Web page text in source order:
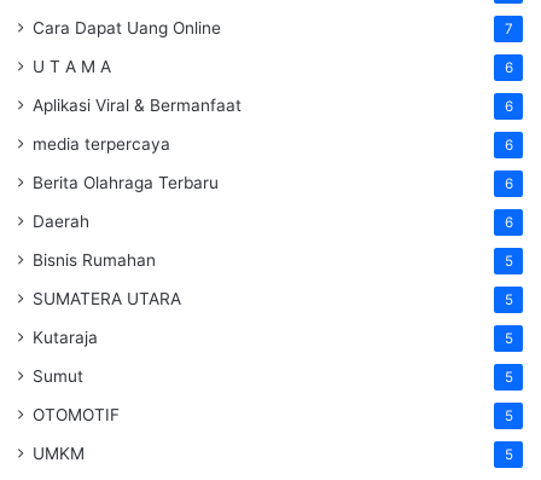
Cara Dapat Uang Online 7
U T A M A 6
Aplikasi Viral & Bermanfaat 6
media terpercaya 6
Berita Olahraga Terbaru 6
Daerah 6
Bisnis Rumahan 5
SUMATERA UTARA 5
Kutaraja 5
Sumut 5
OTOMOTIF 5
UMKM 5